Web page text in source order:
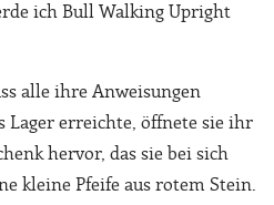
ich Bull Walking Upright
alle ihre Anweisungen
Lager erreichte, öffnete sie ihr
hervor, das sie bei sich
kleine Pfeife aus rotem Stein.